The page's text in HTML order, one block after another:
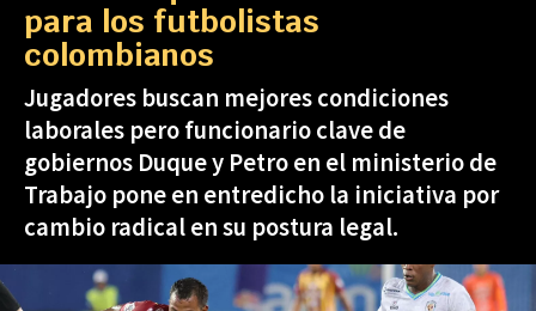
para los futbolistas
colombianos
Jugadores buscan mejores condiciones
laborales pero funcionario clave de
gobiernos Duque y Petro en el ministerio de
Trabajo pone en entredicho la iniciativa por
cambio radical en su postura legal.